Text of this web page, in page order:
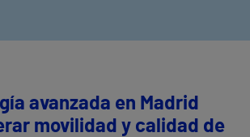
avanzada en Madrid
movilidad y calidad de